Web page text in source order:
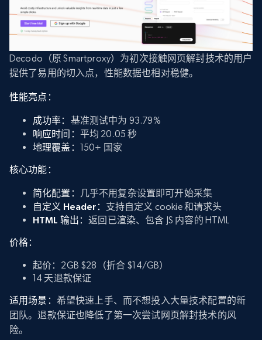
Decodo（原 Smartproxy）为初次接触网页解封技术的用户
提供了易用的切入点，性能数据也相对稳健。
性能亮点：
成功率： 基准测试中为 93.79%
响应时间： 平均 20.05 秒
地理覆盖： 150+ 国家
核心功能：
简化配置： 几乎不用复杂设置即可开始采集
自定义 Header： 支持自定义 cookie 和请求头
HTML 输出：返回已渲染、包含 JS 内容的 HTML
价格：
起价：2GB $28（折合 $14/GB）
14 天退款保证
适用场景： 希望快速上手、而不想投入大量技术配置的新
团队。退款保证也降低了第一次尝试网页解封技术的风
险。